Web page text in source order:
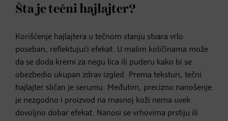
Šta je tečni hajlajter?
Korišćenje hajlajtera u tečnom stanju stvara vrlo
poseban, reflektujući efekat. U malim količinama može
da se doda kremi za negu lica ili puderu kako bi se
obezbedio ukupan zdrav izgled. Prema teksturi, tečni
hajlajter sličan je serumu. Međutim, precizno nanošenje
je nezgodno i proizvod na masnoj koži nema uvek
dovoljno dobar efekat. Nanosi se vrhovima prstiju ili